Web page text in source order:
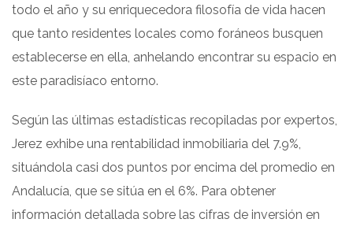
todo el año y su enriquecedora filosofía de vida hacen
que tanto residentes locales como foráneos busquen
establecerse en ella, anhelando encontrar su espacio en
este paradisíaco entorno.
Según las últimas estadísticas recopiladas por expertos,
Jerez exhibe una rentabilidad inmobiliaria del 7.9%,
situándola casi dos puntos por encima del promedio en
Andalucía, que se sitúa en el 6%. Para obtener
información detallada sobre las cifras de inversión en